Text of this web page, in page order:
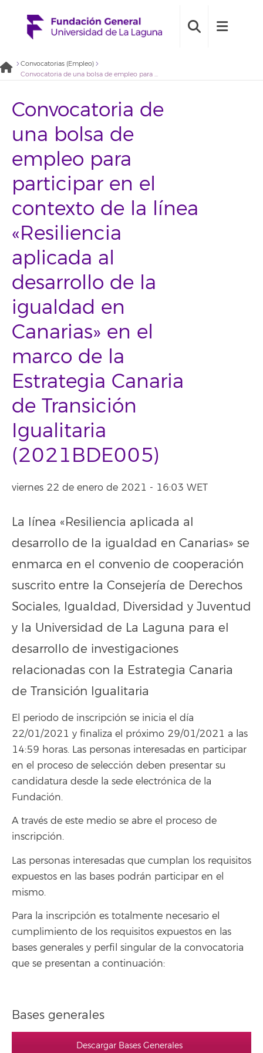
Convocatorias (Empleo)
Convocatoria de una bolsa de empleo para participar en el contexto de la línea «Resiliencia aplicada al desarrollo de la igualdad en Canarias» en el marco de la Estrategia Canaria de Transición Igualitaria (2021BDE005)
Convocatoria de
una bolsa de
empleo para
participar en el
contexto de la línea
«Resiliencia
aplicada al
desarrollo de la
igualdad en
Canarias» en el
marco de la
Estrategia Canaria
de Transición
Igualitaria
(2021BDE005)
viernes 22 de enero de 2021 - 16:03 WET
La línea «Resiliencia aplicada al
desarrollo de la igualdad en Canarias» se
enmarca en el convenio de cooperación
suscrito entre la Consejería de Derechos
Sociales, Igualdad, Diversidad y Juventud
y la Universidad de La Laguna para el
desarrollo de investigaciones
relacionadas con la Estrategia Canaria
de Transición Igualitaria
El periodo de inscripción se inicia el día
22/01/2021 y finaliza el próximo 29/01/2021 a las
14:59 horas. Las personas interesadas en participar
en el proceso de selección deben presentar su
candidatura desde la sede electrónica de la
Fundación.
A través de este medio se abre el proceso de
inscripción.
Las personas interesadas que cumplan los requisitos
expuestos en las bases podrán participar en el
mismo.
Para la inscripción es totalmente necesario el
cumplimiento de los requisitos expuestos en las
bases generales y perfil singular de la convocatoria
que se presentan a continuación:
Bases generales
Descargar Bases Generales